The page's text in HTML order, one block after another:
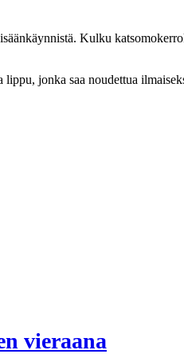
Kulku
jonka saa noudettua
vieraana